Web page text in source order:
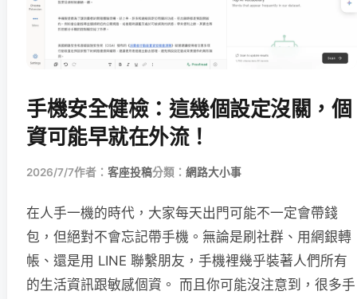
手機安全健檢：這幾個設定沒關，個
資可能早就在外流！
2026/7/7作者： 客座投稿分類： 網路大小事
在人手一機的時代，大家每天出門可能不一定會帶錢
包，但絕對不會忘記帶手機。無論是刷社群、用網銀轉
帳、還是用 LINE 聯繫朋友，手機裡幾乎裝著人們所有
的生活資訊跟敏感個資。 而且你可能沒注意到，很多手